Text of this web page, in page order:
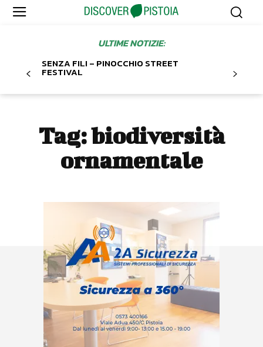
ULTIME NOTIZIE:
SENZA FILI – PINOCCHIO STREET
FESTIVAL
Tag:biodiversità
ornamentale